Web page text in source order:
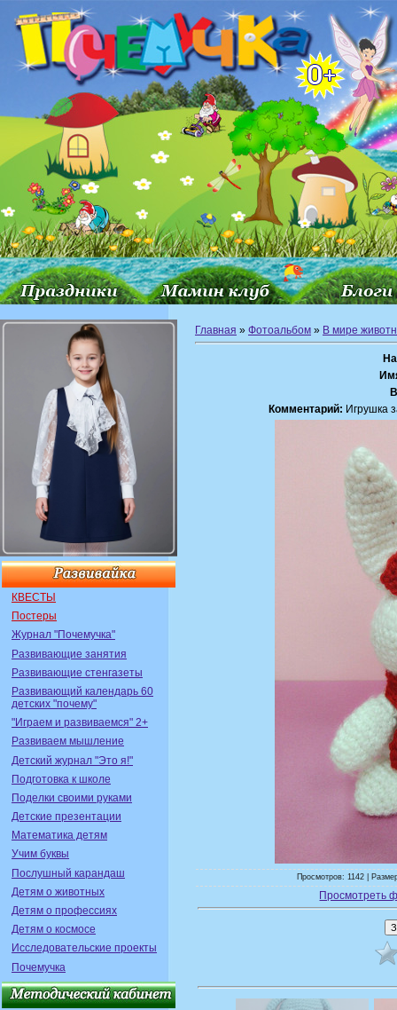
КВЕСТЫ
Постеры
Журнал "Почемучка"
Развивающие занятия
Развивающие стенгазеты
Развивающий календарь 60
детских "почему"
"Играем и развиваемся" 2+
Развиваем мышление
Детский журнал "Это я!"
Подготовка к школе
Поделки своими руками
Детские презентации
Математика детям
Учим буквы
Послушный карандаш
Детям о животных
Детям о профессиях
Детям о космосе
Исследовательские проекты
Почемучка
Главная » Фотоальбом » В мире
Комментарий: Игрушка
Просмотров: 1142 |
Просмотреть